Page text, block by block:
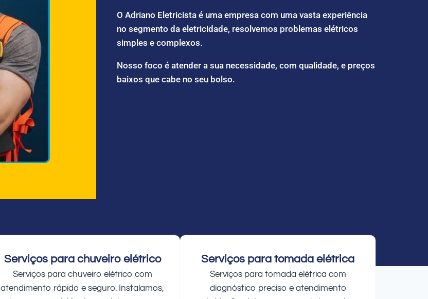
O Adriano Eletricista é uma empresa com uma vasta experiência
no segmento da eletricidade, resolvemos problemas elétricos
simples e complexos.
Nosso foco é atender a sua necessidade, com qualidade, e preços
baixos que cabe no seu bolso.
Serviços para chuveiro elétrico
Serviços para chuveiro elétrico com
atendimento rápido e seguro. Instalamos,
Serviços para tomada elétrica
Serviços para tomada elétrica com
diagnóstico preciso e atendimento